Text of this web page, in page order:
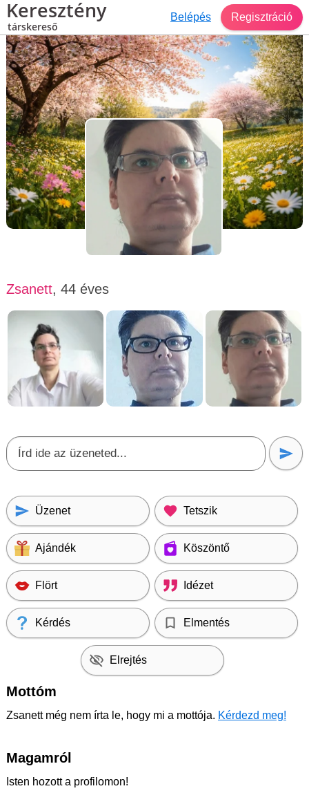
Keresztény
társkereső
Belépés Regisztráció
Társkereső Budapest
Zsanett, 44 éves, nő
Zsanett, 44 éves
Üzenet Tetszik
Ajándék Köszöntő
Flört Idézet
Kérdés Elmentés
Elrejtés
Mottóm
Zsanett még nem írta le, hogy mi a mottója. Kérdezd meg!
Magamról
Isten hozott a profilomon!